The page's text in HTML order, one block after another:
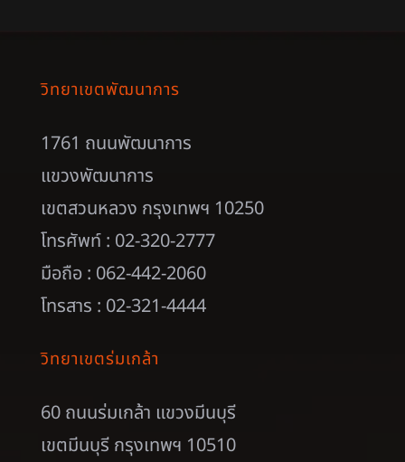
วิทยาเขตพัฒนาการ
1761 ถนนพัฒนาการ
แขวงพัฒนาการ
เขตสวนหลวง กรุงเทพฯ 10250
โทรศัพท์ : 02-320-2777
มือถือ : 062-442-2060
โทรสาร : 02-321-4444
วิทยาเขตร่มเกล้า
60 ถนนร่มเกล้า แขวงมีนบุรี
เขตมีนบุรี กรุงเทพฯ 10510